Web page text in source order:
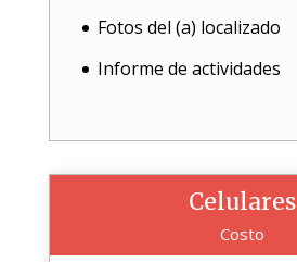
Fotos del (a) localizado
Informe de actividades
Celulares
Costo